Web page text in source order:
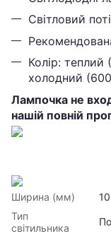
Світловий
Колір:
холодний
Лампочка не
нашій повній
Ширина (мм)
10
Тип
світильника